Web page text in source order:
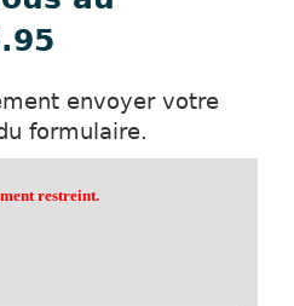
envoyer votre
formulaire.